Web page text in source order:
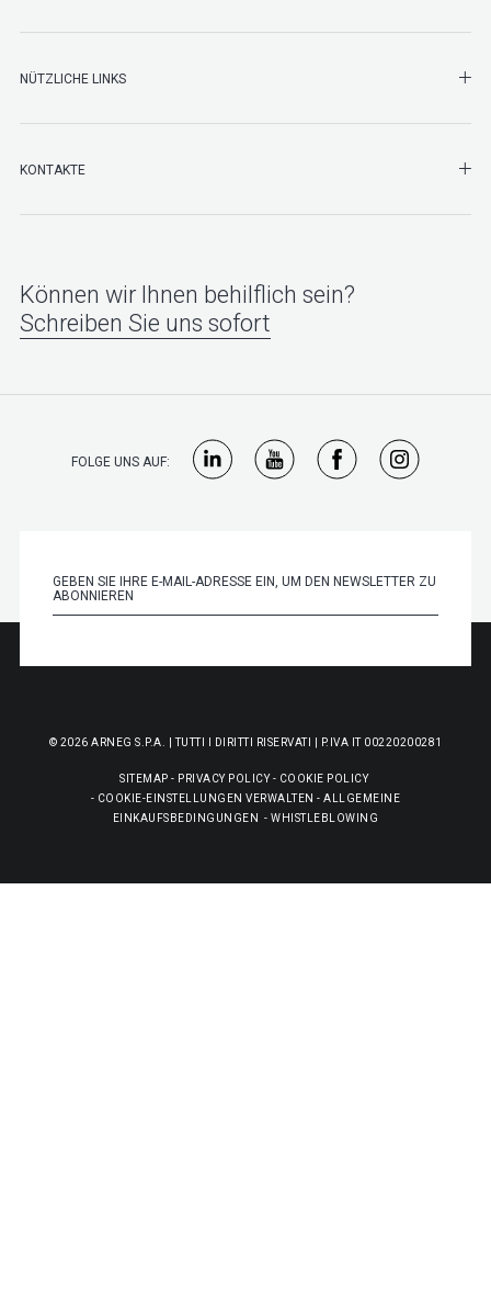
NÜTZLICHE LINKS
KONTAKTE
Können wir Ihnen behilflich sein?
Schreiben Sie uns sofort
FOLGE UNS AUF:
© 2026 ARNEG S.P.A. | TUTTI I DIRITTI RISERVATI | P.IVA IT 00220200281
SITEMAP - PRIVACY POLICY- COOKIE POLICY
- COOKIE-EINSTELLUNGEN VERWALTEN -ALLGEMEINE
EINKAUFSBEDINGUNGEN
-WHISTLEBLOWING